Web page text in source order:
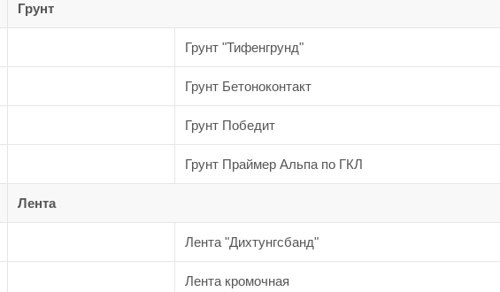
Грунт
Грунт "Тифенгрунд"
Грунт Бетоноконтакт
Грунт Победит
Грунт Праймер Альпа по ГКЛ
Лента
Лента "Дихтунгсбанд"
Лента кромочная